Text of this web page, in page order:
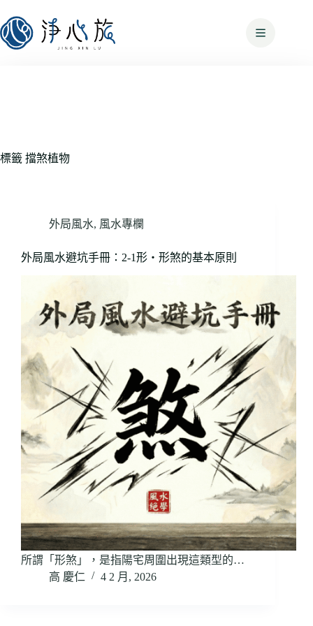
標籤 擋煞植物
外局風水, 風水專欄
外局風水避坑手冊：2-1形・形煞的基本原則
所謂「形煞」，是指陽宅周圍出現這類型的…
高 慶仁
4 2 月, 2026